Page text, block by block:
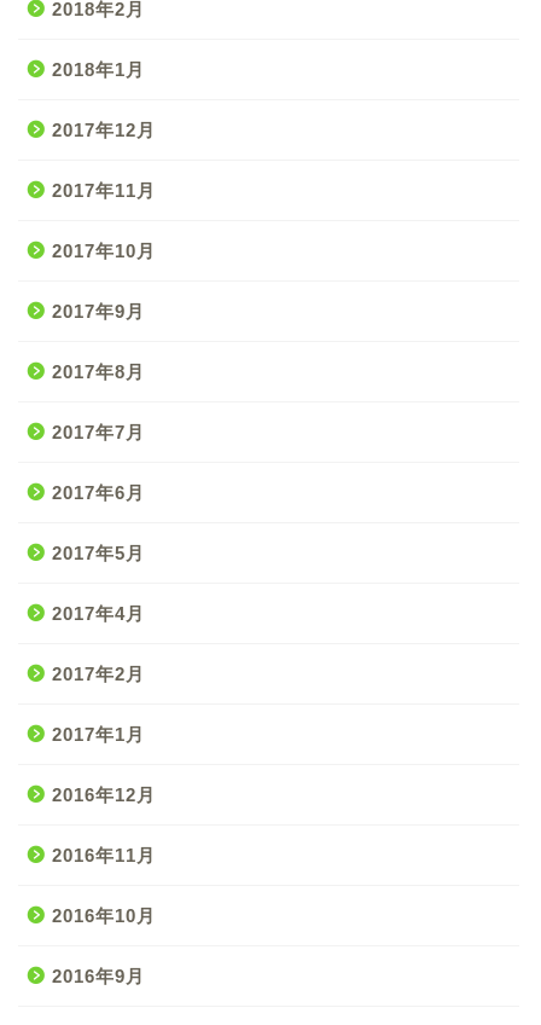
2018年2月
2018年1月
2017年12月
2017年11月
2017年10月
2017年9月
2017年8月
2017年7月
2017年6月
2017年5月
2017年4月
2017年2月
2017年1月
2016年12月
2016年11月
2016年10月
2016年9月